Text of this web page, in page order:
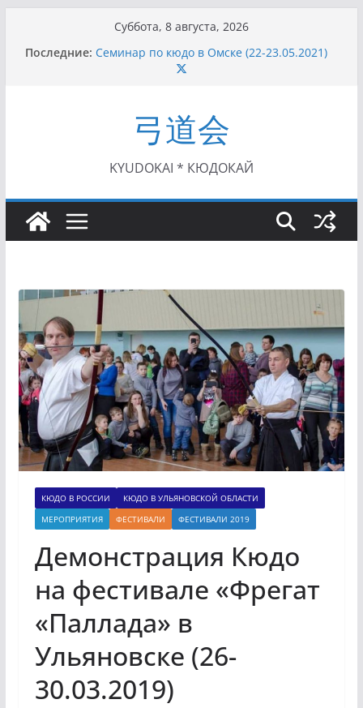
содержимому
Суббота, 8 августа, 2026
Последние: Семинар по кюдо в Омске (22-23.05.2021)
Чемпионат Росcии, Дёмино (2-5.09.2021)
II Кубок Посла Японии в России по Кюдо,
Орёл (25.07.2021)
I этап Кубка Московской области по Кюдо /
Сейдокан II (27.06.2021)
弓道会
KYUDOKAI * КЮДОКАЙ
КЮДО В РОССИИ
КЮДО В УЛЬЯНОВСКОЙ ОБЛАСТИ
МЕРОПРИЯТИЯ
ФЕСТИВАЛИ ФЕСТИВАЛИ 2019
Демонстрация Кюдо
на фестивале «Фрегат
«Паллада» в
Ульяновске (26-
30.03.2019)